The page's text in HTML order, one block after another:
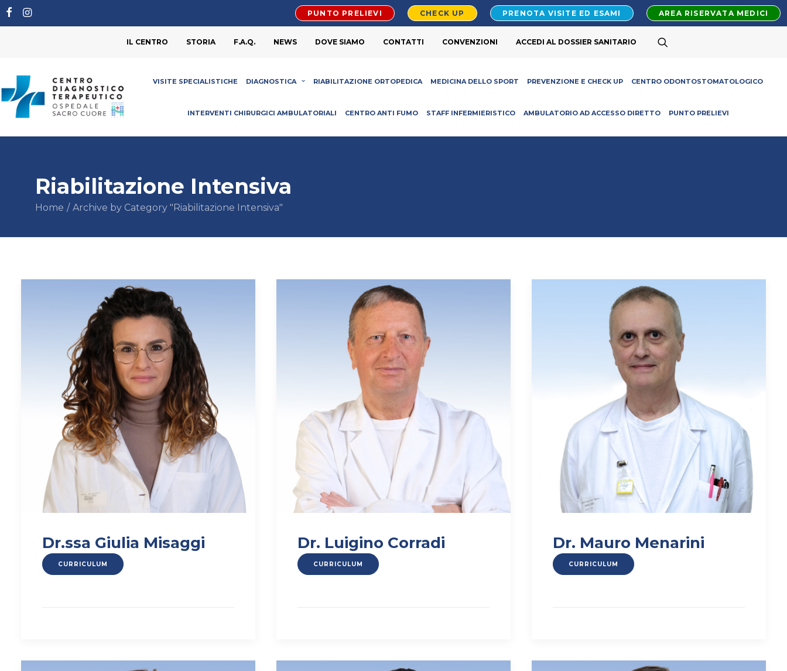
PUNTO PRELIEVI CHECK UP PRENOTA VISITE ED ESAMI AREA RISERVATA MEDICI
IL CENTRO STORIA F.A.Q. NEWS DOVE SIAMO CONTATTI CONVENZIONI ACCEDI AL DOSSIER SANITARIO
VISITE SPECIALISTICHE DIAGNOSTICA RIABILITAZIONE ORTOPEDICA MEDICINA DELLO SPORT PREVENZIONE E CHECK UP CENTRO ODONTOSTOMATOLOGICO
INTERVENTI CHIRURGICI AMBULATORIALI CENTRO ANTI FUMO STAFF INFERMIERISTICO AMBULATORIO AD ACCESSO DIRETTO PUNTO PRELIEVI
Riabilitazione Intensiva
Home Archive by Category "Riabilitazione Intensiva"
Dr.ssa Giulia Misaggi
CURRICULUM
Dr. Luigino Corradi
CURRICULUM
Dr. Mauro Menarini
CURRICULUM